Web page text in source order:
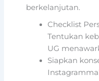
berkelanjutan.
Checklist
Tentukan
UG
Siapkan